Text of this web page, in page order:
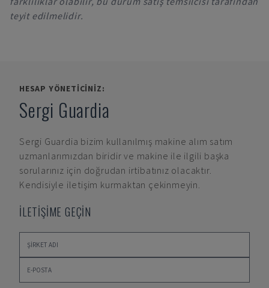
teyit edilmelidir.
HESAP YÖNETICINIZ:
Sergi Guardia
Sergi Guardia bizim kullanılmış makine alım satım
uzmanlarımızdan biridir ve makine ile ilgili başka
sorularınız için doğrudan irtibatınız olacaktır.
Kendisiyle iletişim kurmaktan çekinmeyin.
İLETİŞİME GEÇİN